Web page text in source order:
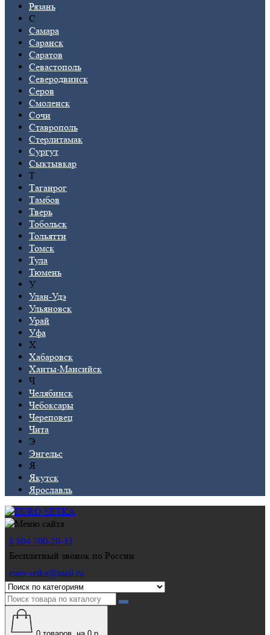
Рязань
С
Самара
Саранск
Саратов
Севастополь
Северодвинск
Серов
Смоленск
Сочи
Ставрополь
Стерлитамак
Сургут
Сыктывкар
Т
Таганрог
Тамбов
Тверь
Тобольск
Тольятти
Томск
Тула
Тюмень
У
Улан-Удэ
Ульяновск
Урай
Уфа
Х
Хабаровск
Ханты-Мансийск
Ч
Челябинск
Чебоксары
Череповец
Чита
Э
Энгельс
Я
Якутск
Ярославль
8 804 700-20-33
Бесплатный звонок по России
euro-setka@mail.ru